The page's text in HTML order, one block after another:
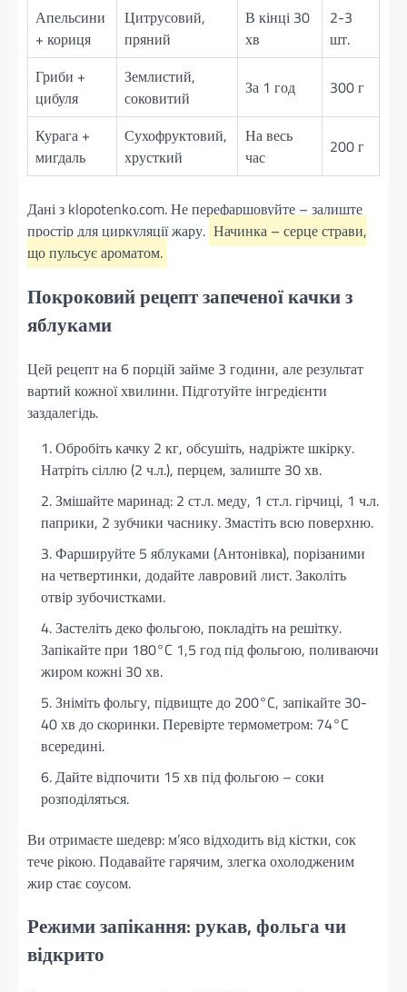
Апельсини
+ кориця
Цитрусовий,
пряний
В кінці 30
хв
2-3
шт.
Гриби +
цибуля
Землистий,
соковитий
За 1 год 300 г
Курага +
мигдаль
Сухофруктовий,
хрусткий
На весь
час
200 г
Дані з klopotenko.com. Не перефаршовуйте – залиште
простір для циркуляції жару. Начинка – серце страви,
що пульсує ароматом.
Покроковий рецепт запеченої качки з
яблуками
Цей рецепт на 6 порцій займе 3 години, але результат
вартий кожної хвилини. Підготуйте інгредієнти
заздалегідь.
Обробіть качку 2 кг, обсушіть, надріжте шкірку.
Натріть сіллю (2 ч.л.), перцем, залиште 30 хв.
Змішайте маринад: 2 ст.л. меду, 1 ст.л. гірчиці, 1 ч.л.
паприки, 2 зубчики часнику. Змастіть всю поверхню.
Фаршируйте 5 яблуками (Антонівка), порізаними
на четвертинки, додайте лавровий лист. Заколіть
отвір зубочистками.
Застеліть деко фольгою, покладіть на решітку.
Запікайте при 180°C 1,5 год під фольгою, поливаючи
жиром кожні 30 хв.
Зніміть фольгу, підвищте до 200°C, запікайте 30-
40 хв до скоринки. Перевірте термометром: 74°C
всередині.
Дайте відпочити 15 хв під фольгою – соки
розподіляться.
Ви отримаєте шедевр: м’ясо відходить від кістки, сок
тече рікою. Подавайте гарячим, злегка охолодженим
жир стає соусом.
Режими запікання: рукав, фольга чи
відкрито